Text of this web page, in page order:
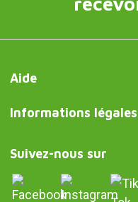
Aide
Informations légales
Suivez-nous sur